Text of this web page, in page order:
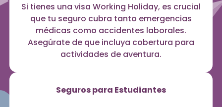
Si tienes una visa Working Holiday, es crucial
que tu seguro cubra tanto emergencias
médicas como accidentes laborales.
Asegúrate de que incluya cobertura para
actividades de aventura.
Seguros para Estudiantes